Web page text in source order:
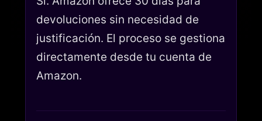
devoluciones sin necesidad de
justificación. El proceso se gestiona
directamente desde tu cuenta de
Amazon.